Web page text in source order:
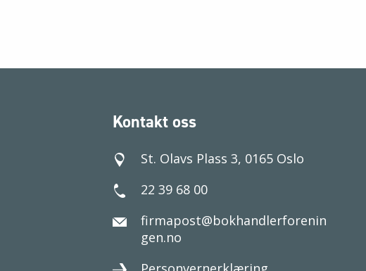
Kontakt oss
St. Olavs Plass 3, 0165 Oslo
22 39 68 00
firmapost@bokhandlerforenin
gen.no